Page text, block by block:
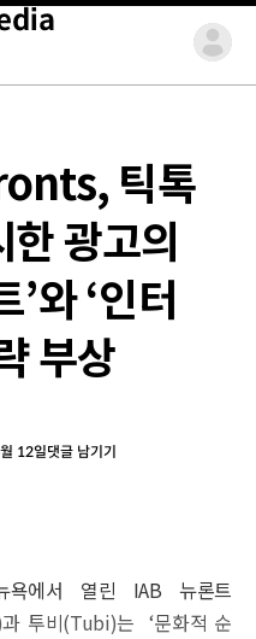
틱톡
광고의
와 ‘인터
부상
12일댓글 남기기
에서 열린 IAB 뉴론트
투비(Tubi)는 ‘문화적 순